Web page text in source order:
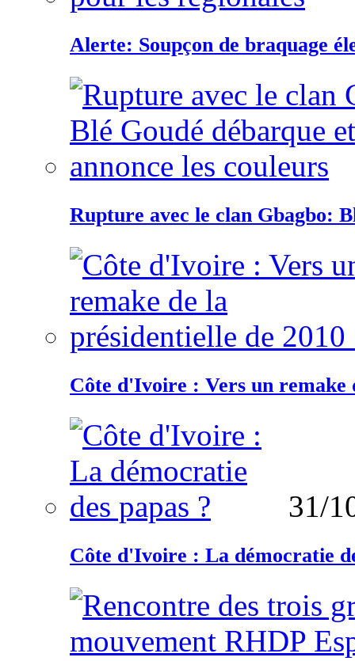
Alerte: Soupçon de braquage
Rupture avec le clan Gbagbo:
Côte d'Ivoire : Vers un remake
31/
Côte d'Ivoire : La démocratie